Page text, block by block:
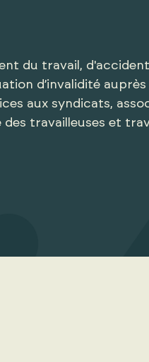
du travail,
d’invalidité
aux syndicats,
travailleuses et